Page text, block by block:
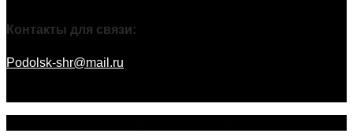
Контакты для связи:
Podolsk-shr@mail.ru